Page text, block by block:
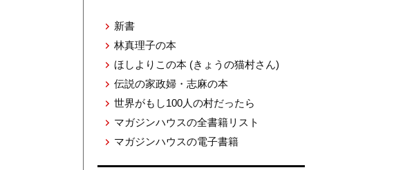
新書
林真理子の本
ほしよりこの本 (きょうの猫村さん)
伝説の家政婦・志麻の本
世界がもし100人の村だったら
マガジンハウスの全書籍リスト
マガジンハウスの電子書籍